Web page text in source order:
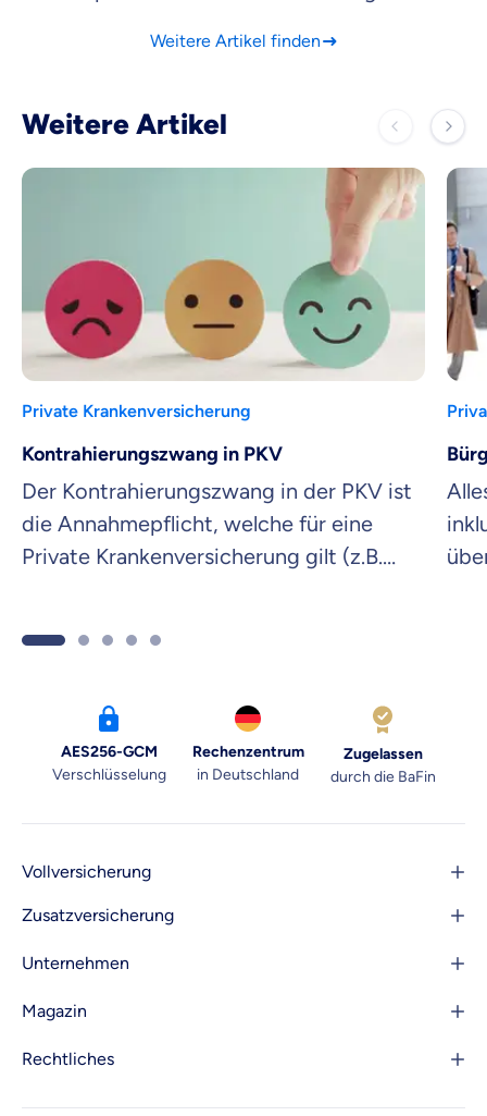
Weitere Artikel finden
Weitere Artikel
Private Krankenversicherung
Kontrahierungszwang in PKV
Der Kontrahierungszwang in der PKV ist
die Annahmepflicht, welche für eine
Private Krankenversicherung gilt (z.B.
AES256-GCM
Verschlüsselung
Rechenzentrum
in Deutschland
Zugelassen
durch die BaFin
Vollversicherung
Zusatzversicherung
Unternehmen
Magazin
Rechtliches